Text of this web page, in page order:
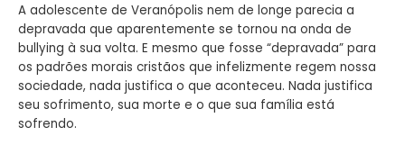
A adolescente de Veranópolis nem de longe parecia a
depravada que aparentemente se tornou na onda de
bullying à sua volta. E mesmo que fosse “depravada” para
os padrões morais cristãos que infelizmente regem nossa
sociedade, nada justifica o que aconteceu. Nada justifica
seu sofrimento, sua morte e o que sua família está
sofrendo.